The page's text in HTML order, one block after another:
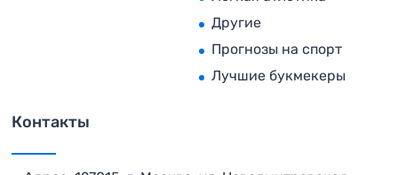
Другие
Прогнозы на спорт
Лучшие букмекеры
Контакты